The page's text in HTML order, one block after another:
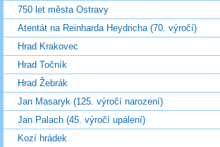
750 let města Ostravy
Atentát na Reinharda Heydricha (70. výročí)
Hrad Krakovec
Hrad Točník
Hrad Žebrák
Jan Masaryk (125. výročí narození)
Jan Palach (45. výročí upálení)
Kozí hrádek